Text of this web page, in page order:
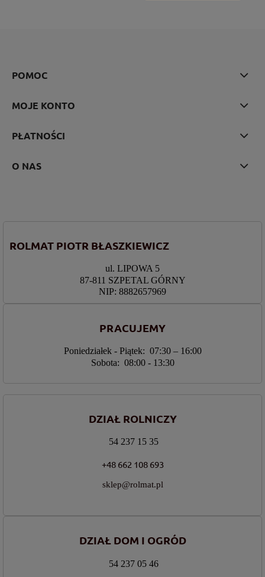
POMOC
MOJE KONTO
PŁATNOŚCI
O NAS
ROLMAT PIOTR BŁASZKIEWICZ
ul. LIPOWA 5
87-811 SZPETAL GÓRNY
NIP: 8882657969
PRACUJEMY
Poniedziałek - Piątek: 07:30 – 16:00
Sobota: 08:00 - 13:30
DZIAŁ ROLNICZY
54 237 15 35
+48 662 108 693
sklep@rolmat.pl
DZIAŁ DOM I OGRÓD
54 237 05 46